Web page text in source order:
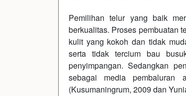
Pemilihan telur yang baik
berkualitas. Proses pembuatan
kulit yang kokoh dan tidak
serta tidak tercium bau
penyimpangan. Sedangkan
sebagai media pembaluran
(Kusumaningrum, 2009 dan